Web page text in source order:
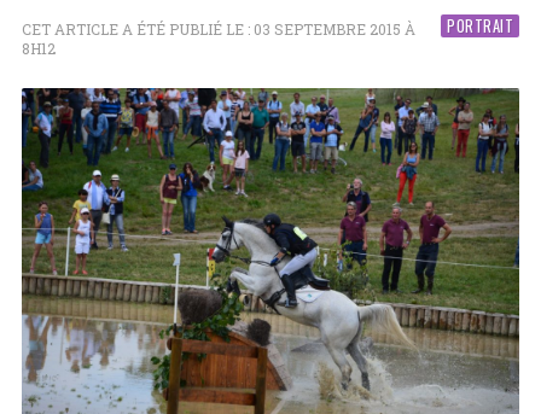
PORTRAIT
CET ARTICLE A ÉTÉ PUBLIÉ LE : 03 SEPTEMBRE 2015 À
8H12